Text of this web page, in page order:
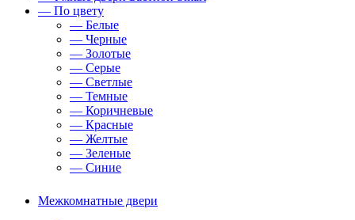
— По цвету
— Белые
— Черные
— Золотые
— Серые
— Светлые
— Темные
— Коричневые
— Красные
— Желтые
— Зеленые
— Синие
Межкомнатные двери